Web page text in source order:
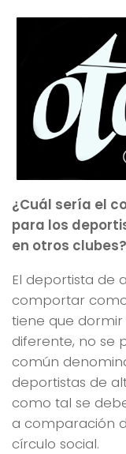
¿Cuál sería el
para los
en otros clubes?
El deportista de
comportar
tiene que
diferente, no se
común
deportistas de
como tal se
a comparación
círculo social.